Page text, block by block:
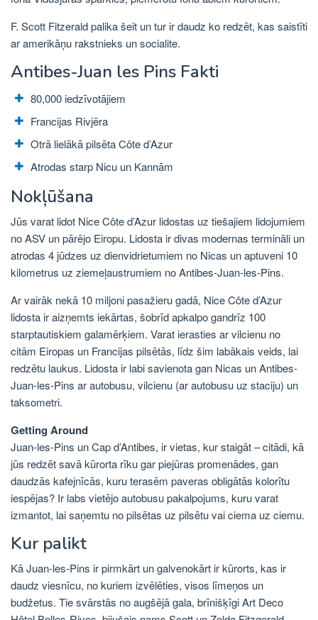
F. Scott Fitzerald palika šeit un tur ir daudz ko redzēt, kas saistīti
ar amerikāņu rakstnieks un socialite.
Antibes-Juan les Pins Fakti
80,000 iedzīvotājiem
Francijas Rivjēra
Otrā lielākā pilsēta Côte d’Azur
Atrodas starp Nicu un Kannām
Nokļūšana
Jūs varat lidot Nice Côte d’Azur lidostas uz tiešajiem lidojumiem
no ASV un pārējo Eiropu. Lidosta ir divas modernas termināli un
atrodas 4 jūdzes uz dienvidrietumiem no Nicas un aptuveni 10
kilometrus uz ziemeļaustrumiem no Antibes-Juan-les-Pins.
Ar vairāk nekā 10 miljoni pasažieru gadā, Nice Côte d’Azur
lidosta ir aizņemts iekārtas, šobrīd apkalpo gandrīz 100
starptautiskiem galamērķiem. Varat ierasties ar vilcienu no
citām Eiropas un Francijas pilsētās, līdz šim labākais veids, lai
redzētu laukus. Lidosta ir labi savienota gan Nicas un Antibes-
Juan-les-Pins ar autobusu, vilcienu (ar autobusu uz staciju) un
taksometri.
Getting Around
Juan-les-Pins un Cap d’Antibes, ir vietas, kur staigāt – citādi, kā
jūs redzēt savā kūrorta rīku gar piejūras promenādes, gan
daudzās kafejnīcās, kuru terasēm paveras obligātās kolorītu
iespējas? Ir labs vietējo autobusu pakalpojums, kuru varat
izmantot, lai saņemtu no pilsētas uz pilsētu vai ciema uz ciemu.
Kur palikt
Kā Juan-les-Pins ir pirmkārt un galvenokārt ir kūrorts, kas ir
daudz viesnīcu, no kuriem izvēlēties, visos līmeņos un
budžetus. Tie svārstās no augšējā gala, brīnišķīgi Art Deco